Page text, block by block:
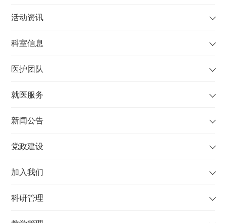
活动资讯
科室信息
医护团队
就医服务
新闻公告
党政建设
加入我们
科研管理